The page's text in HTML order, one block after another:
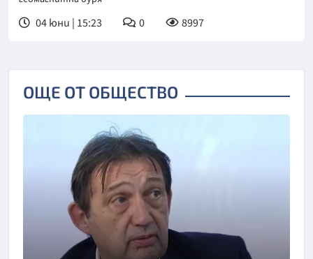
04 юни | 15:23 0 8997
ОЩЕ ОТ ОБЩЕСТВО